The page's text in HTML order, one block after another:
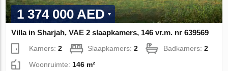
1 374 000 AED
Villa in Sharjah, VAE 2 slaapkamers, 146 vr.m. nr 639569
Kamers:2 Slaapkamers:2 Badkamers:2
Woonruimte:146 m²